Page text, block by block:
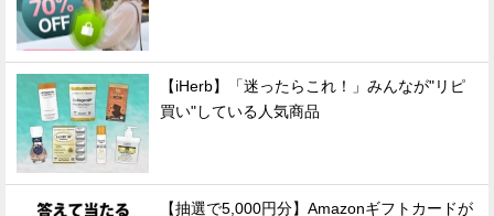
【iHerb】「迷ったらこれ！」みんなが"リピ
買い"している人気商品
【抽選で5,000円分】Amazonギフトカードが